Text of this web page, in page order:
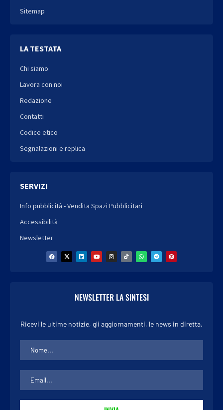
Sitemap
LA TESTATA
Chi siamo
Lavora con noi
Redazione
Contatti
Codice etico
Segnalazioni e replica
SERVIZI
Info pubblicità - Vendita Spazi Pubblicitari
Accessibilità
Newsletter
NEWSLETTER LA SINTESI
Ricevi le ultime notizie, gli aggiornamenti, le news in diretta.